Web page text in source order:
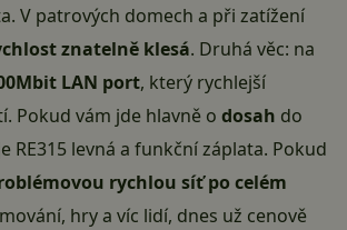
V patrových domech a při zatížení
znatelně klesá. Druhá věc: na
LAN port, který rychlejší
Pokud vám jde hlavně o dosah do
RE315 levná a funkční záplata. Pokud
rychlou síť po celém
hry a víc lidí, dnes už cenově